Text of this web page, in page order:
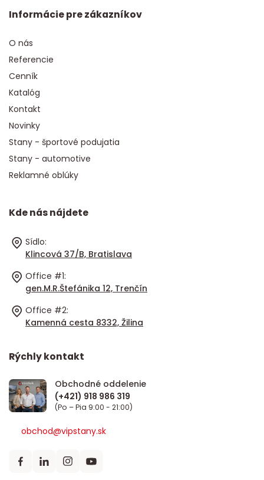
Informácie pre zákazníkov
O nás
Referencie
Cenník
Katalóg
Kontakt
Novinky
Stany - športové podujatia
Stany - automotive
Reklamné oblúky
Kde nás nájdete
Sídlo:
Klincová 37/B, Bratislava
Office #1:
gen.M.R.Štefánika 12, Trenčín
Office #2:
Kamenná cesta 8332, Žilina
Rýchly kontakt
Obchodné oddelenie
(Po – Pia 9:00 - 21:00)
obchod@vipstany.sk